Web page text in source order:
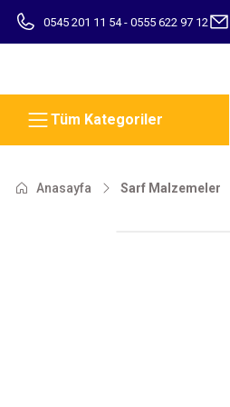
0545 201 11 54 - 0555 622 97 12
Tüm Kategoriler
Anasayfa Sarf Malzemeler